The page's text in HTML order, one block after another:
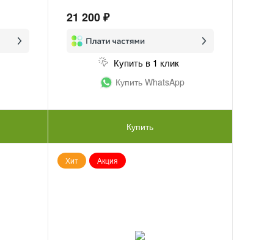
21 200 ₽
Купить в 1 клик
Купить WhatsApp
Купить
Хит Акция